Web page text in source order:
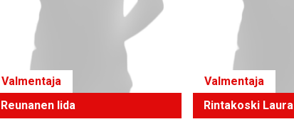
Valmentaja
Reunanen Iida
Valmentaja
Rintakoski Laura